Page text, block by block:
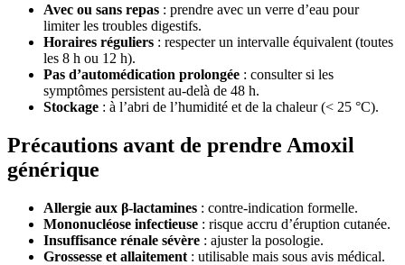
Avec ou sans repas : prendre avec un verre d’eau pour
limiter les troubles digestifs.
Horaires réguliers : respecter un intervalle équivalent (toutes
les 8 h ou 12 h).
Pas d’automédication prolongée : consulter si les
symptômes persistent au-delà de 48 h.
Stockage : à l’abri de l’humidité et de la chaleur (< 25 °C).
Précautions avant de prendre Amoxil
générique
Allergie aux β-lactamines : contre-indication formelle.
Mononucléose infectieuse : risque accru d’éruption cutanée.
Insuffisance rénale sévère : ajuster la posologie.
Grossesse et allaitement : utilisable mais sous avis médical.